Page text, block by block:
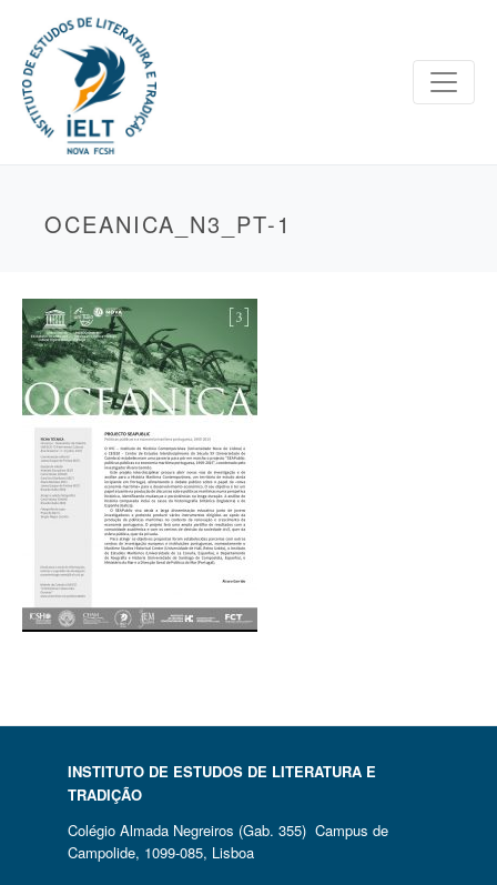
OCEANICA_N3_PT-1
INSTITUTO DE ESTUDOS DE LITERATURA E
TRADIÇÃO
Colégio Almada Negreiros (Gab. 355) Campus de
Campolide, 1099-085, Lisboa